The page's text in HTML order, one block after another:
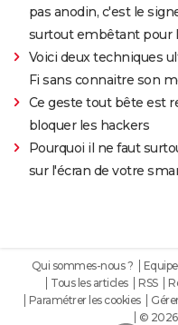
pas anodin, c'est le
surtout embêtant pour
Voici deux techniques
Fi sans connaitre son
Ce geste tout bête est
bloquer les hackers
Pourquoi il ne faut
sur l'écran de votre
Qui sommes-nous ? Equipe
Tous les articles
RSS
Paramétrer les cookies
©